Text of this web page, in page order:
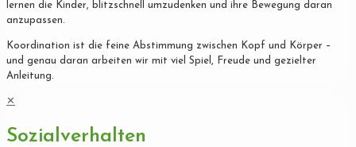
lernen die Kinder, blitzschnell umzudenken und ihre Bewegung daran
anzupassen.
Koordination ist die feine Abstimmung zwischen Kopf und Körper –
und genau daran arbeiten wir mit viel Spiel, Freude und gezielter
Anleitung.
✕
Sozialverhalten